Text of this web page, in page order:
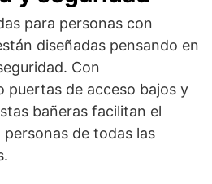
para personas con
diseñadas pensando en
Con
puertas de acceso bajos y
bañeras facilitan el
de todas las